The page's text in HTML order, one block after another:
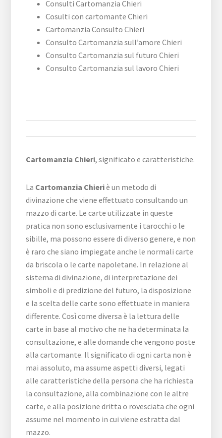
Consulti Cartomanzia Chieri
Cosulti con cartomante Chieri
Cartomanzia Consulto Chieri
Consulto Cartomanzia sull’amore Chieri
Consulto Cartomanzia sul futuro Chieri
Consulto Cartomanzia sul lavoro Chieri
Cartomanzia Chieri, significato e caratteristiche.
La Cartomanzia Chieriè un metodo di
divinazione che viene effettuato consultando un
mazzo di carte. Le carte utilizzate in queste
pratica non sono esclusivamente i tarocchi o le
sibille, ma possono essere di diverso genere, e non
è raro che siano impiegate anche le normali carte
da briscola o le carte napoletane. In relazione al
sistema di divinazione, di interpretazione dei
simboli e di predizione del futuro, la disposizione
e la scelta delle carte sono effettuate in maniera
differente. Così come diversa è la lettura delle
carte in base al motivo che ne ha determinata la
consultazione, e alle domande che vengono poste
alla cartomante. Il significato di ogni carta non è
mai assoluto, ma assume aspetti diversi, legati
alle caratteristiche della persona che ha richiesta
la consultazione, alla combinazione con le altre
carte, e alla posizione dritta o rovesciata che ogni
assume nel momento in cui viene estratta dal
mazzo.